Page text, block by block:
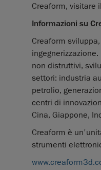
Creaform, visitare
Informazioni su
Creaform
non distruttivi,
settori: industria
petrolio,
centri di
Cina, Giappone,
Creaform è
strumenti